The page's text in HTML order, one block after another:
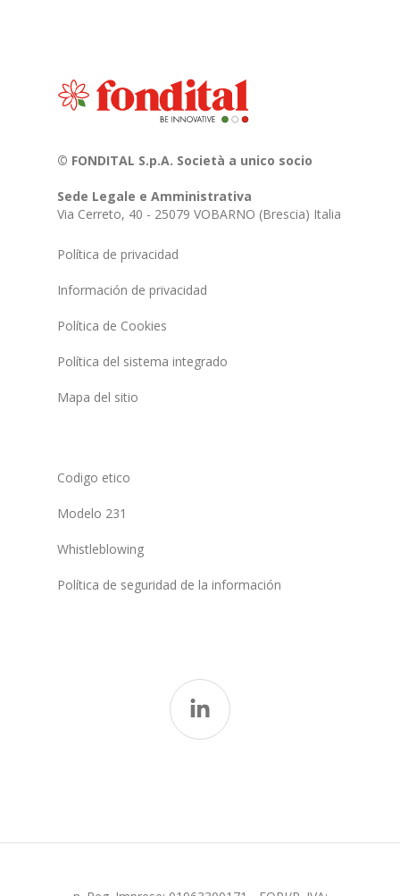
© FONDITAL S.p.A. Società a unico socio
Sede Legale e Amministrativa
Via Cerreto, 40 - 25079 VOBARNO (Brescia) Italia
Política de privacidad
Información de privacidad
Política de Cookies
Política del sistema integrado
Mapa del sitio
Codigo etico
Modelo 231
Whistleblowing
Política de seguridad de la información